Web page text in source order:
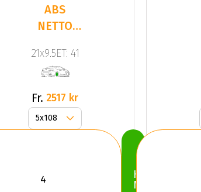
ABS
NETTO
BLACK
POLISHED
21x9.5ET: 41
Fr. 2517 kr
Köp
Nu